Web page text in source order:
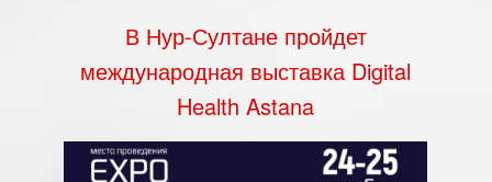
В Нур-Султане пройдет
международная выставка Digital
Health Astana